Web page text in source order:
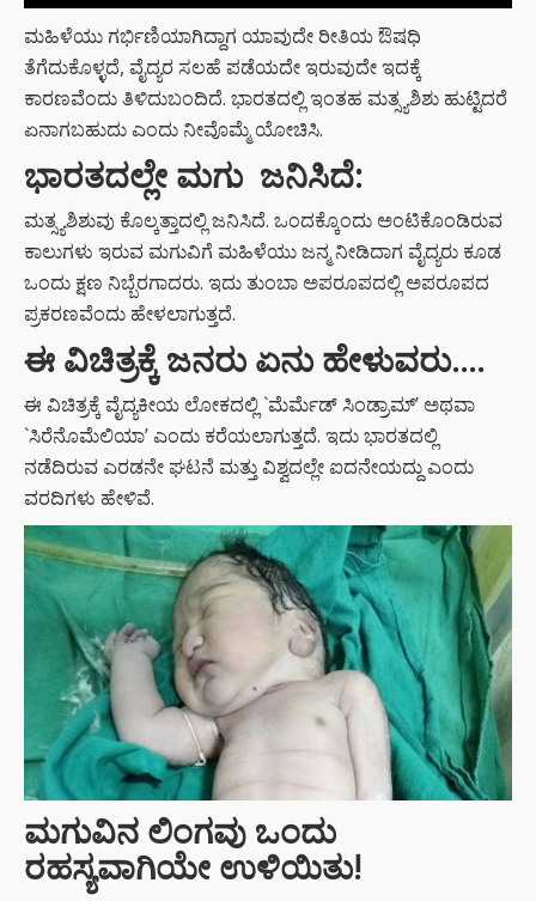
ಮಹಿಳೆಯು ಗರ್ಭಿಣಿಯಾಗಿದ್ದಾಗ ಯಾವುದೇ ರೀತಿಯ ಔಷಧಿ
ತೆಗೆದುಕೊಳ್ಳದೆ, ವೈದ್ಯರ ಸಲಹೆ ಪಡೆಯದೇ ಇರುವುದೇ ಇದಕ್ಕೆ
ಕಾರಣವೆಂದು ತಿಳಿದುಬಂದಿದೆ. ಭಾರತದಲ್ಲಿ ಇಂತಹ ಮತ್ಸ್ಯಶಿಶು ಹುಟ್ಟಿದರೆ
ಏನಾಗಬಹುದು ಎಂದು ನೀವೊಮ್ಮೆ ಯೋಚಿಸಿ.
ಭಾರತದಲ್ಲೇ ಮಗು ಜನಿಸಿದೆ:
ಮತ್ಸ್ಯಶಿಶುವು ಕೊಲ್ಕತ್ತಾದಲ್ಲಿ ಜನಿಸಿದೆ. ಒಂದಕ್ಕೊಂದು ಅಂಟಿಕೊಂಡಿರುವ
ಕಾಲುಗಳು ಇರುವ ಮಗುವಿಗೆ ಮಹಿಳೆಯು ಜನ್ಮ ನೀಡಿದಾಗ ವೈದ್ಯರು ಕೂಡ
ಒಂದು ಕ್ಷಣ ನಿಬ್ಬೆರಗಾದರು. ಇದು ತುಂಬಾ ಅಪರೂಪದಲ್ಲಿ ಅಪರೂಪದ
ಪ್ರಕರಣವೆಂದು ಹೇಳಲಾಗುತ್ತದೆ.
ಈ ವಿಚಿತ್ರಕ್ಕೆ ಜನರು ಏನು ಹೇಳುವರು….
ಈ ವಿಚಿತ್ರಕ್ಕೆ ವೈದ್ಯಕೀಯ ಲೋಕದಲ್ಲಿ `ಮೆರ್ಮೆಡ್ ಸಿಂಡ್ರಾಮ್’ ಅಥವಾ
`ಸಿರೆನೊಮೆಲಿಯಾ’ ಎಂದು ಕರೆಯಲಾಗುತ್ತದೆ. ಇದು ಭಾರತದಲ್ಲಿ
ನಡೆದಿರುವ ಎರಡನೇ ಘಟನೆ ಮತ್ತು ವಿಶ್ವದಲ್ಲೇ ಐದನೇಯದ್ದು ಎಂದು
ವರದಿಗಳು ಹೇಳಿವೆ.
ಮಗುವಿನ ಲಿಂಗವು ಒಂದು
ರಹಸ್ಯವಾಗಿಯೇ ಉಳಿಯಿತು!